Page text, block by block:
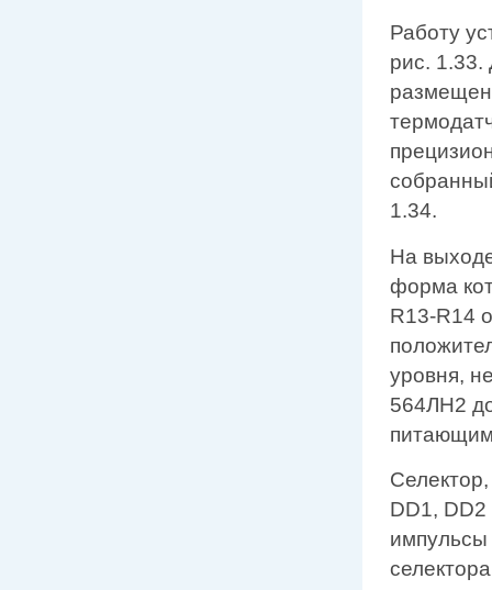
Работу
рис. 1.33.
1.34.
На
форма
R13-R14
уровня,
564ЛН2
DD1, DD2
импульсы